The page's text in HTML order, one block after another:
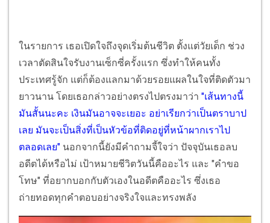
ในรายการ เธอเปิดใจถึงจุดเริ่มต้นชีวิต ตั้งแต่วัยเด็ก ช่วง
เวลาตัดสินใจรับงานเซ็กซี่ครั้งแรก ซึ่งทำให้คนทั้ง
ประเทศรู้จัก แต่ก็ต้องแลกมาด้วยรอยแผลในใจที่ติดตัวมา
ยาวนาน โดยเธอกล่าวอย่างตรงไปตรงมาว่า "เส้นทางนี้
มันสั้นนะคะ เงินมันอาจจะเยอะ อย่าเรียกว่าเป็นตราบาป
เลย มันจะเป็นสิ่งที่เป็นหัวข้อที่ติดอยู่ที่หน้าผากเราไป
ตลอดเลย" นอกจากนี้ยังมีคำถามจี้ใจว่า ปัจจุบันเธอลบ
อดีตได้หรือไม่ เป้าหมายชีวิตวันนี้คืออะไร และ "คำขอ
โทษ" ที่อยากบอกกับตัวเองในอดีตคืออะไร ซึ่งเธอ
ถ่ายทอดทุกคำตอบอย่างจริงใจและทรงพลัง